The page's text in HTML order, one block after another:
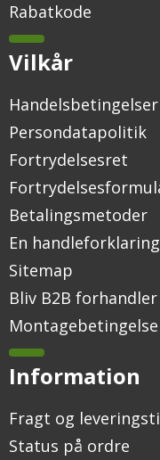
Rabatkode
Vilkår
Handelsbetingelser
Persondatapolitik
Fortrydelsesret
Betalingsmetoder
En handleforklaring
Sitemap
Bliv B2B forhandler
Information
Fragt og
Status på ordre